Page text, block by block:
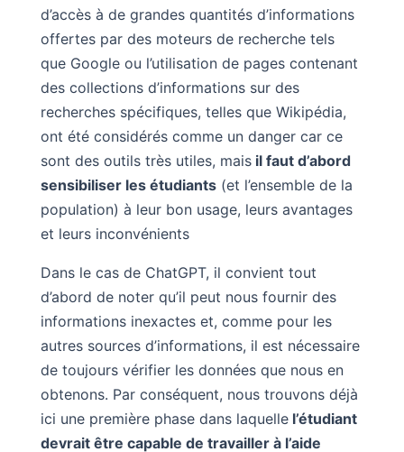
d’accès à de grandes quantités d’informations
offertes par des moteurs de recherche tels
que Google ou l’utilisation de pages contenant
des collections d’informations sur des
recherches spécifiques, telles que Wikipédia,
ont été considérés comme un danger car ce
sont des outils très utiles, maisil faut d’abord
sensibiliser les étudiants(et l’ensemble de la
population) à leur bon usage, leurs avantages
et leurs inconvénients
Dans le cas de ChatGPT, il convient tout
d’abord de noter qu’il peut nous fournir des
informations inexactes et, comme pour les
autres sources d’informations, il est nécessaire
de toujours vérifier les données que nous en
obtenons. Par conséquent, nous trouvons déjà
ici une première phase dans laquellel’étudiant
devrait être capable de travailler à l’aide